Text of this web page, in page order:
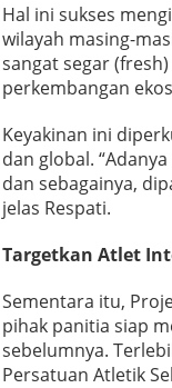
Hal ini sukses
wilayah masing-
sangat segar
perkembangan
Keyakinan ini
dan global.
dan sebagainya,
jelas Respati.
Targetkan Atlet
Sementara itu,
pihak panitia siap
sebelumnya.
Persatuan Atletik